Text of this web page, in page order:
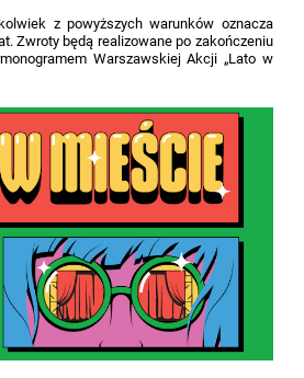
z powyższych warunków oznacza
Zwroty będą realizowane po zakończeniu
Warszawskiej Akcji „Lato w